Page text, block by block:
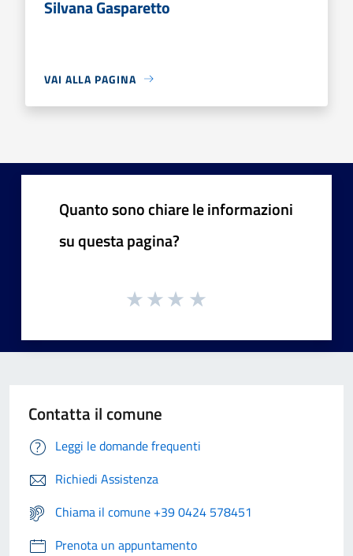
Silvana Gasparetto
VAI ALLA PAGINA
Quanto sono chiare le informazioni
su questa pagina?
Contatta il comune
Leggi le domande frequenti
Richiedi Assistenza
Chiama il comune +39 0424 578451
Prenota un appuntamento